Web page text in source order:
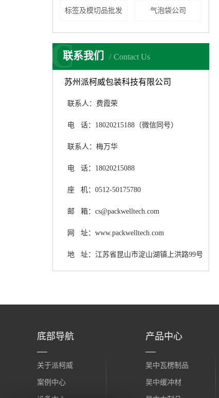
标签及模切品批发 气泡袋公司
联系我们 Contact Us
C
苏州派柯威包装科技有限公司
联系人：费霞荣
电 话：18020215188（微信同号）
联系人：梅万华
电 话：18020215088
座 机：0512-50175780
邮 箱：cs@packwelltech.com
网 址：www.packwelltech.com
地 址：江苏省昆山市淀山湖镇上洪路99号
底部导航
关于派柯威
案例中心
产品中心
吴中瓦楞制品
吴中缓冲材